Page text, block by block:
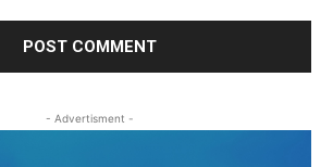
- Advertisment -